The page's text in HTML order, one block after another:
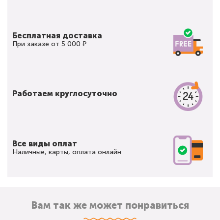
Бесплатная доставка
При заказе от 5 000 ₽
Работаем круглосуточно
Все виды оплат
Наличные, карты, оплата онлайн
Вам так же может понравиться